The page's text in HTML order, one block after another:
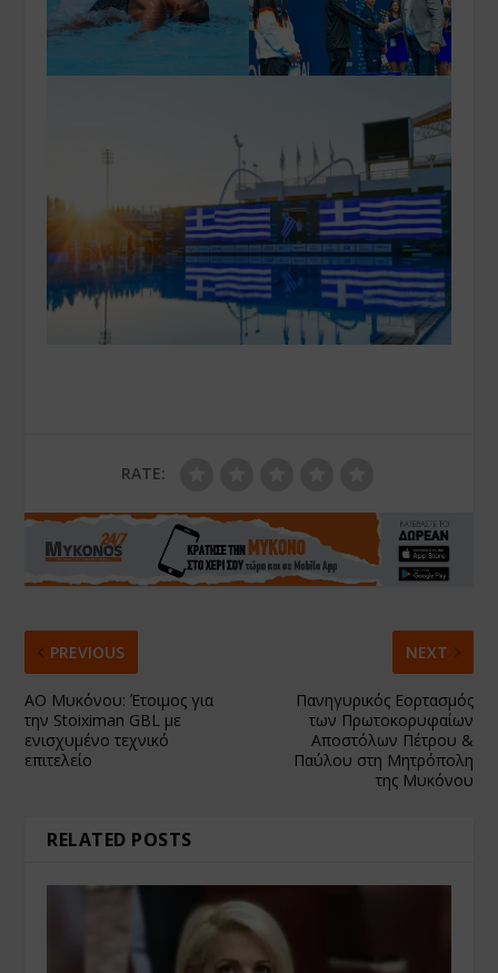
RATE:
PREVIOUS
ΑΟ Μυκόνου: Έτοιμος για
την Stoiximan GBL με
ενισχυμένο τεχνικό
επιτελείο
NEXT
Πανηγυρικός Εορτασμός
των Πρωτοκορυφαίων
Αποστόλων Πέτρου &
Παύλου στη Μητρόπολη
της Μυκόνου
RELATED POSTS